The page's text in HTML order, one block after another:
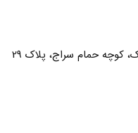
کوچه حمام سراج، پلاک 29